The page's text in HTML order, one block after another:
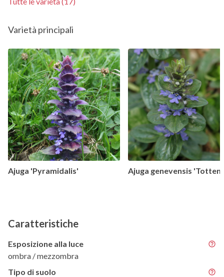
Varietà principali
Ajuga 'Pyramidalis' Ajuga genevensis
Caratteristiche
Esposizione alla luce
ombra / mezzombra
Tipo di suolo